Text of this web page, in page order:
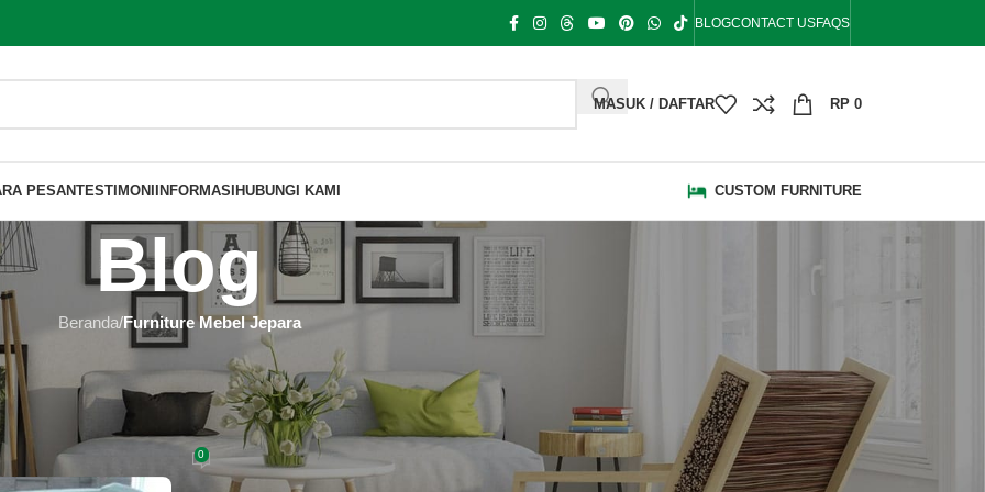
BLOGCONTACT USFAQS
MASUK / DAFTAR RP 0
PESANTESTIMONI INFORMASI HUBUNGI KAMI CUSTOM FURNITURE
Blog
Beranda/Furniture Mebel Jepara
JEPARA
Terbaik di Tangerang 100% Asli
Furniture 0
Bangku Taman
Bufet Hias